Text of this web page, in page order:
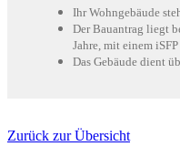
Ihr Wohngebäude
Der Bauantrag liegt
Jahre, mit einem
Das Gebäude dient
Zurück zur Übersicht